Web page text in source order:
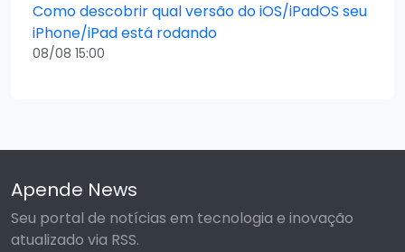
Como descobrir qual versão do iOS/iPadOS seu
iPhone/iPad está rodando
08/08 15:00
Apende News
Seu portal de notícias em tecnologia e inovação
atualizado via RSS.